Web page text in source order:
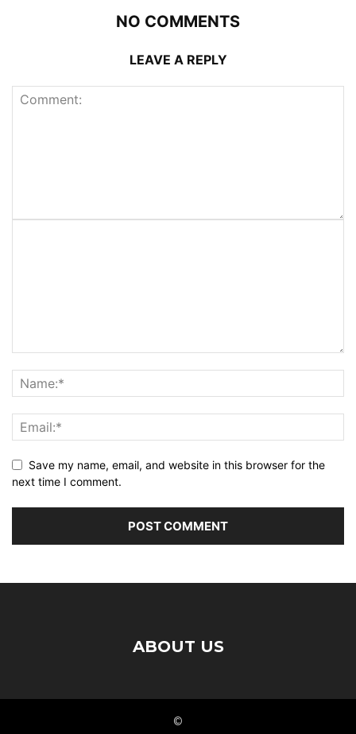
NO COMMENTS
LEAVE A REPLY
Save my name, email, and website in this browser for the
next time I comment.
ABOUT US
©